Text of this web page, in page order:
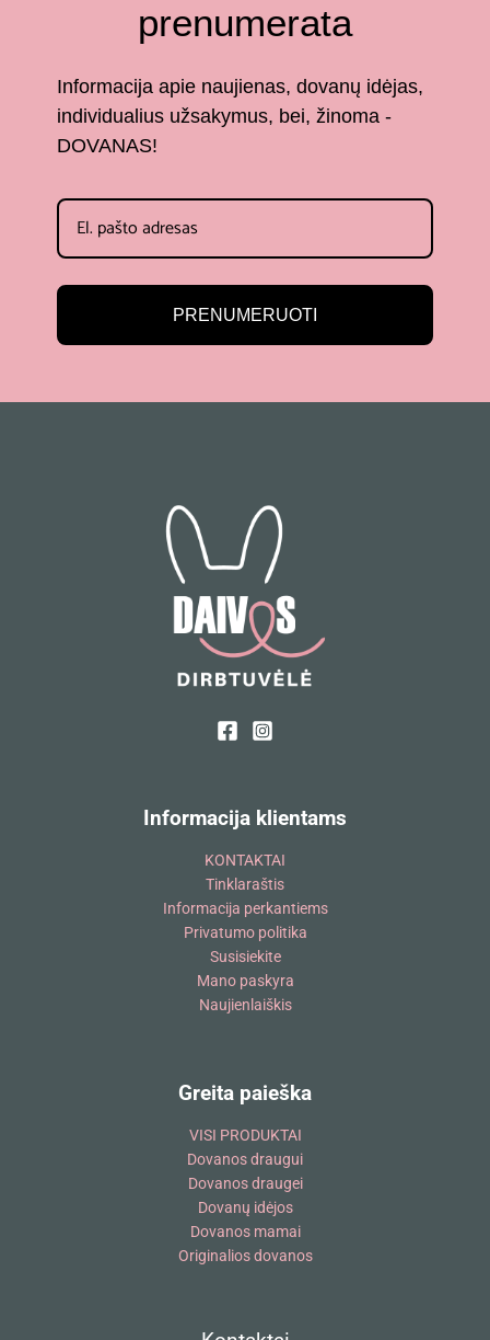
prenumerata
Informacija apie naujienas, dovanų idėjas,
individualius užsakymus, bei, žinoma -
DOVANAS!
PRENUMERUOTI
Informacija klientams
KONTAKTAI
Tinklaraštis
Informacija perkantiems
Privatumo politika
Susisiekite
Mano paskyra
Naujienlaiškis
Greita paieška
VISI PRODUKTAI
Dovanos draugui
Dovanos draugei
Dovanų idėjos
Dovanos mamai
Originalios dovanos